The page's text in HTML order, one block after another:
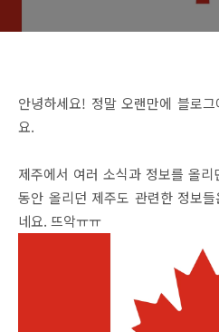
안녕하세요! 정말 오랜만에 블로
요.
제주에서 여러 소식과 정보를 올
동안 올리던 제주도 관련한 정보
네요. 뜨악ㅠㅠ